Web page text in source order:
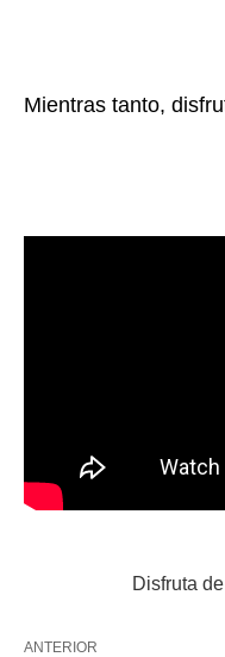
Mientras tanto,
Disfruta
ANTERIOR